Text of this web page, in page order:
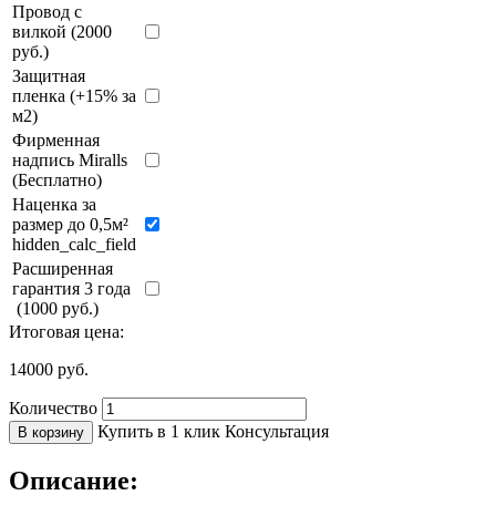
Провод с
вилкой (2000
руб.)
Защитная
пленка (+15% за
м2)
Фирменная
надпись Miralls
(Бесплатно)
Наценка за
размер до 0,5м²
hidden_calc_field
Расширенная
гарантия 3 года
(1000 руб.)
Итоговая цена:
14000 руб.
Количество
В корзину Купить в 1 клик Консультация
Описание: